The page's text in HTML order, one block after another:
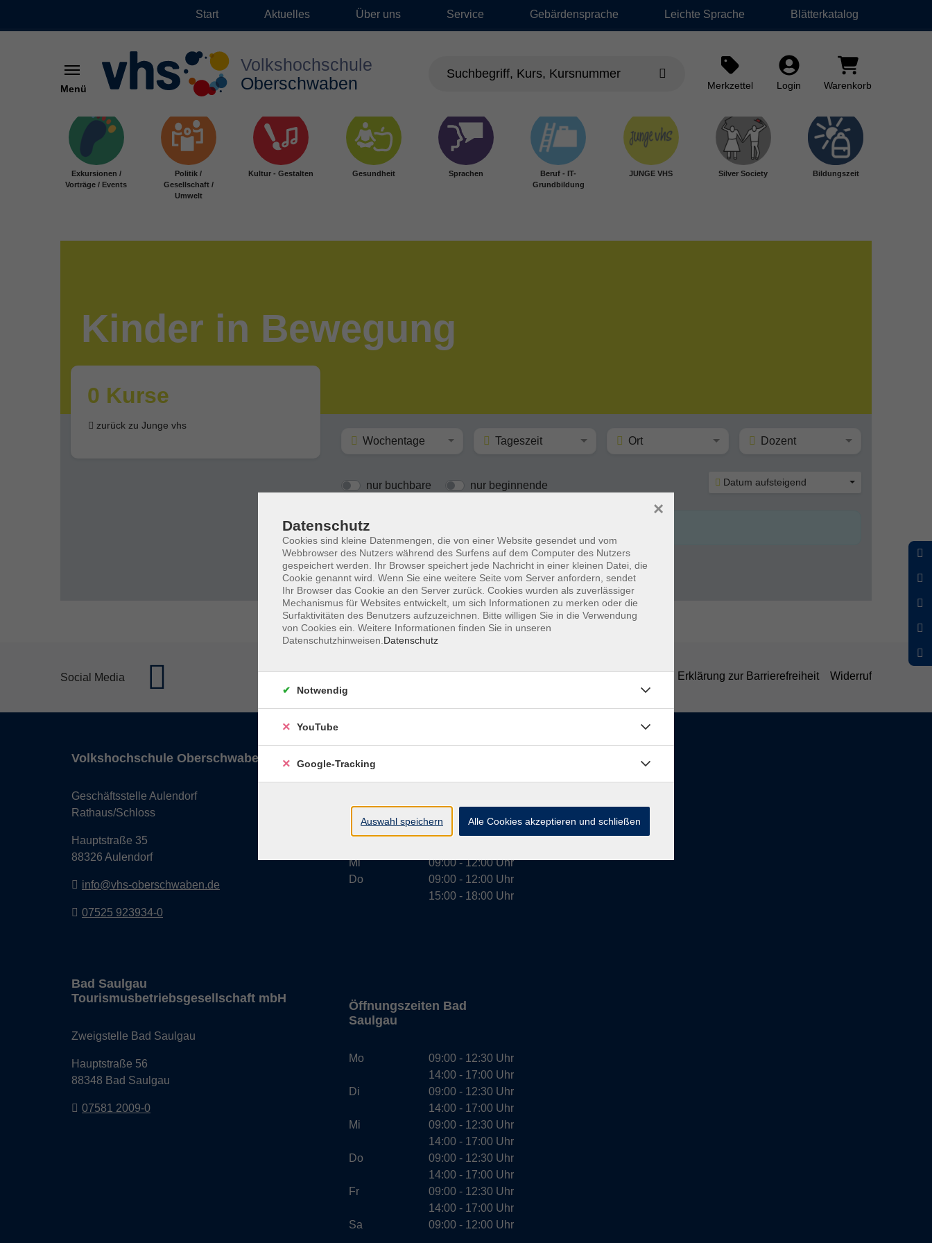
Zum Hauptinhalt springen
Start Aktuelles Über uns Service Gebärdensprache Leichte Sprache Blätterkatalog
Menü Merkzettel Login Warenkorb
Exkursionen /
Vorträge / Events
Politik /
Gesellschaft /
Umwelt
Kultur - Gestalten Gesundheit Sprachen
Beruf - IT-
Grundbildung
JUNGE VHS Silver Society Bildungszeit
Kinder in Bewegung
0 Kurse
zurück zu Junge vhs
Wochentage Tageszeit Ort Dozent
nur buchbare nur beginnende Datum aufsteigend
Keine passenden Kurse gefunden.
Social Media AGB Datenschutzerklärung Impressum Widerrufsbelehrung Erklärung zur Barrierefreiheit Widerruf
Volkshochschule Oberschwaben
Geschäftsstelle Aulendorf
Rathaus/Schloss
Hauptstraße 35
88326 Aulendorf
info@vhs-oberschwaben.de
07525 923934-0
Bad Saulgau
Tourismusbetriebsgesellschaft mbH
Zweigstelle Bad Saulgau
Hauptstraße 56
88348 Bad Saulgau
07581 2009-0
Öffnungszeiten Aulendorf
Mi
Do
14:00 - 16:00 Uhr
09:00 - 12:00 Uhr
09:00 - 12:00 Uhr
09:00 - 12:00 Uhr
15:00 - 18:00 Uhr
Öffnungszeiten Bad
Saulgau
Mo
Di
Mi
Do
Fr
Sa
09:00 - 12:30 Uhr
14:00 - 17:00 Uhr
09:00 - 12:30 Uhr
14:00 - 17:00 Uhr
09:00 - 12:30 Uhr
14:00 - 17:00 Uhr
09:00 - 12:30 Uhr
14:00 - 17:00 Uhr
09:00 - 12:30 Uhr
14:00 - 17:00 Uhr
09:00 - 12:00 Uhr
Datenschutz
Cookies sind kleine Datenmengen, die von einer Website gesendet und vom
Webbrowser des Nutzers während des Surfens auf dem Computer des Nutzers
gespeichert werden. Ihr Browser speichert jede Nachricht in einer kleinen Datei, die
Cookie genannt wird. Wenn Sie eine weitere Seite vom Server anfordern, sendet
Ihr Browser das Cookie an den Server zurück. Cookies wurden als zuverlässiger
Mechanismus für Websites entwickelt, um sich Informationen zu merken oder die
Surfaktivitäten des Benutzers aufzuzeichnen. Bitte willigen Sie in die Verwendung
von Cookies ein. Weitere Informationen finden Sie in unseren
Datenschutzhinweisen. Datenschutz
×
Notwendig
YouTube
Google-Tracking
Auswahl speichern Alle Cookies akzeptieren und schließen